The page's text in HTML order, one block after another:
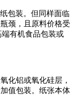
包装。但同样面临
颈，且原料价格受
有机食品包装或
化铝或氧化硅层，
值包装。纸张本体